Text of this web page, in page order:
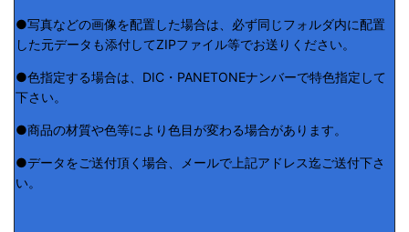
●写真などの画像を配置した場合は、必ず同じフォルダ内に配置
した元データも添付してZIPファイル等でお送りください。
●色指定する場合は、DIC・PANETONEナンバーで特色指定して
下さい。
●商品の材質や色等により色目が変わる場合があります。
●データをご送付頂く場合、メールで上記アドレス迄ご送付下さ
い。